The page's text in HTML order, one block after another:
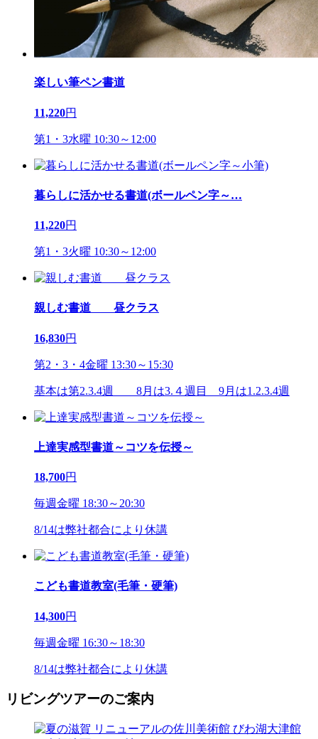
楽しい筆ペン書道
11,220円
第1・3水曜 10:30～12:00
暮らしに活かせる書道(ボールペン字～…
11,220円
第1・3火曜 10:30～12:00
親しむ書道 昼クラス
16,830円
第2・3・4金曜 13:30～15:30
基本は第2.3.4週 8月は3.４週目 9月は1.2.3.4週
上達実感型書道～コツを伝授～
18,700円
毎週金曜 18:30～20:30
8/14は弊社都合により休講
こども書道教室(毛筆・硬筆)
14,300円
毎週金曜 16:30～18:30
8/14は弊社都合により休講
リビングツアーのご案内